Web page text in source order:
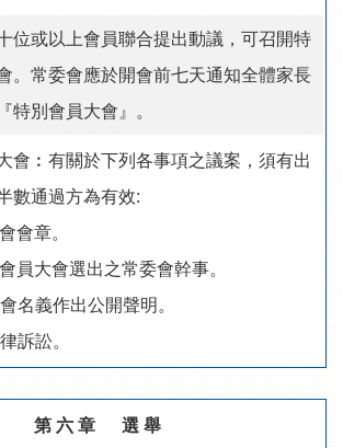
位或以上會員聯合提出動議，可召開特
。常委會應於開會前七天通知全體家長
特別會員大會』。
會︰有關於下列各事項之議案，須有出
數通過方為有效:
會章。
員大會選出之常委會幹事。
名義作出公開聲明。
訴訟。
第 六 章 選 舉